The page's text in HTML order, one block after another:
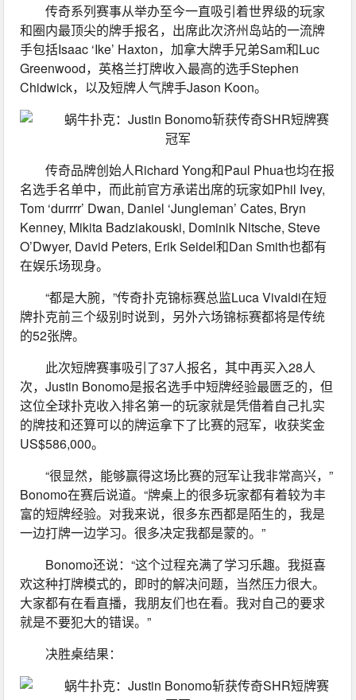
传奇系列赛事从举办至今一直吸引着世界级的玩家
和圈内最顶尖的牌手报名，出席此次济州岛站的一流牌
手包括Isaac ‘Ike’ Haxton，加拿大牌手兄弟Sam和Luc
Greenwood，英格兰打牌收入最高的选手Stephen
Chidwick，以及短牌人气牌手Jason Koon。
传奇品牌创始人Richard Yong和Paul Phua也均在报
名选手名单中，而此前官方承诺出席的玩家如Phil Ivey,
Tom ‘durrrr’ Dwan, Daniel ‘Jungleman’ Cates, Bryn
Kenney, Mikita Badziakouski, Dominik Nitsche, Steve
O’Dwyer, David Peters, Erik Seidel和Dan Smith也都有
在娱乐场现身。
“都是大腕，”传奇扑克锦标赛总监Luca Vivaldi在短
牌扑克前三个级别时说到，另外六场锦标赛都将是传统
的52张牌。
此次短牌赛事吸引了37人报名，其中再买入28人
次，Justin Bonomo是报名选手中短牌经验最匮乏的，但
这位全球扑克收入排名第一的玩家就是凭借着自己扎实
的牌技和还算可以的牌运拿下了比赛的冠军，收获奖金
US$586,000。
“很显然，能够赢得这场比赛的冠军让我非常高兴，”
Bonomo在赛后说道。“牌桌上的很多玩家都有着较为丰
富的短牌经验。对我来说，很多东西都是陌生的，我是
一边打牌一边学习。很多决定我都是蒙的。”
Bonomo还说：“这个过程充满了学习乐趣。我挺喜
欢这种打牌模式的，即时的解决问题，当然压力很大。
大家都有在看直播，我朋友们也在看。我对自己的要求
就是不要犯大的错误。”
决胜桌结果：